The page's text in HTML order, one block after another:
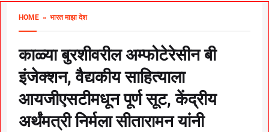
HOME » भारत माझा देश
काळ्या बुरशीवरील अम्फोटेरेसीन बी
इंजेक्शन, वैद्यकीय साहित्याला
आयजीएसटीमधून पूर्ण सूट, केंद्रीय
अर्थंमत्री निर्मला सीतारामन यांनी